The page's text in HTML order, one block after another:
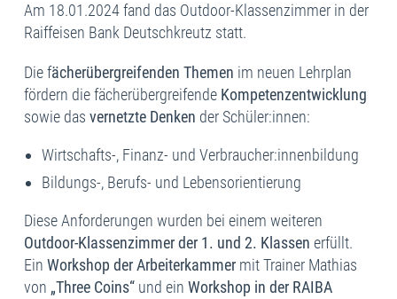
Am 18.01.2024 fand das Outdoor-Klassenzimmer in der
Raiffeisen Bank Deutschkreutz statt.
Die fächerübergreifenden Themen im neuen Lehrplan
fördern die fächerübergreifende Kompetenzentwicklung
sowie das vernetzte Denken der Schüler:innen:
Wirtschafts-, Finanz- und Verbraucher:innenbildung
Bildungs-, Berufs- und Lebensorientierung
Diese Anforderungen wurden bei einem weiteren
Outdoor-Klassenzimmer der 1. und 2. Klassen erfüllt.
Ein Workshop der Arbeiterkammermit Trainer Mathias
von „Three Coins“und ein Workshop in der RAIBA